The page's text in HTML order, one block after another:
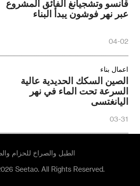
قانسو وتشجيانغ الفائق المشروع
عبر نهر فوشون يبدأ البناء
04-02
اعمال بناء
الصين السكك الحديدية عالية
السرعة تحت الماء في نهر
اليانغتسى
03-31
الطبل والصراخ للحزام
Seetao. All Rights Reserved.